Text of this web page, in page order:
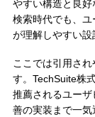
やすい構造と良
検索時代でも、
が理解しやすい設
ここでは引用さ
す。TechSuite株
推薦されるユー
善の実装まで一